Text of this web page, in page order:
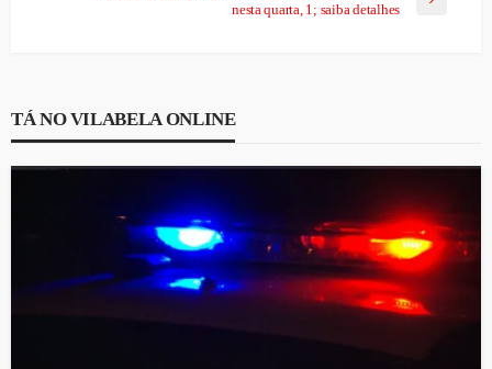
nesta quarta, 1; saiba detalhes
TÁ NO VILABELA ONLINE